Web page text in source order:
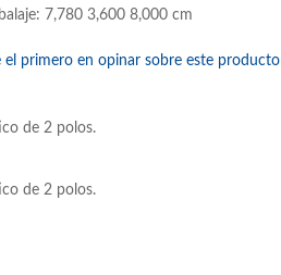
7,780 3,600 8,000 cm
el primero en opinar sobre este producto
de 2 polos.
de 2 polos.